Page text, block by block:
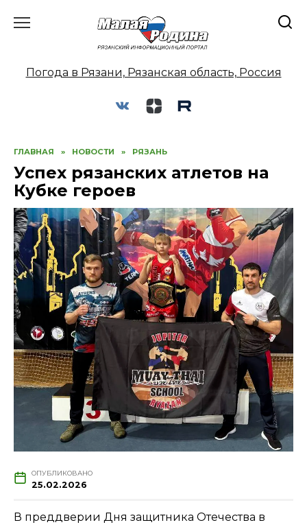
Погода в Рязани, Рязанская область, Россия
ГЛАВНАЯ » НОВОСТИ » РЯЗАНЬ
Успех рязанских атлетов на
Кубке героев
ОПУБЛИКОВАНО
25.02.2026
В преддверии Дня защитника Отечества в